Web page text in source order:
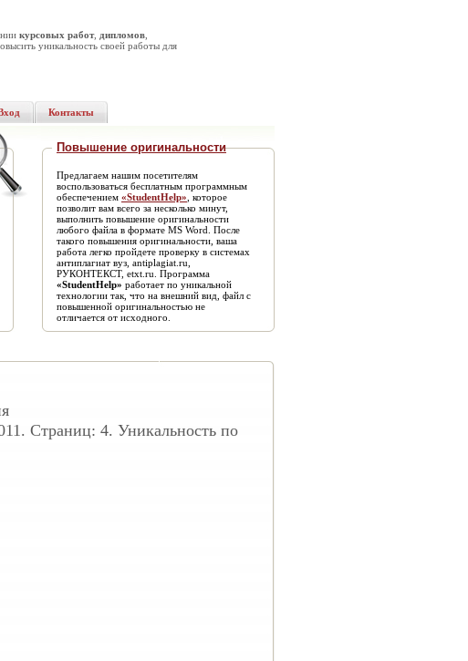
курсовых работ, дипломов
уникальность своей работы для
Контакты
Повышение оригинальности
Предлагаем нашим посетителям
воспользоваться бесплатным программным
обеспечением «StudentHelp» , которое
позволит вам всего за несколько минут,
выполнить повышение оригинальности
любого файла в формате MS Word. После
такого повышения оригинальности, ваша
работа легко пройдете проверку в системах
антиплагиат вуз, antiplagiat.ru,
РУКОНТЕКСТ, etxt.ru. Программа
«StudentHelp» работает по уникальной
технологии так, что на внешний вид, файл с
повышенной оригинальностью не
отличается от исходного.
Страниц: 4. Уникальность по